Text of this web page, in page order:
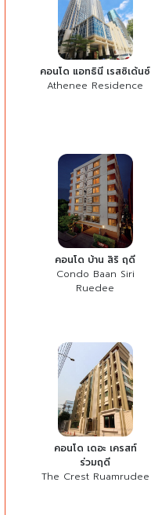
คอนโด แอทธินี เรสซิเด้นซ์
Athenee Residence
คอนโด บ้าน สิริ ฤดี
Condo Baan Siri
Ruedee
คอนโด เดอะ เครสท์
ร่วมฤดี
The Crest Ruamrudee